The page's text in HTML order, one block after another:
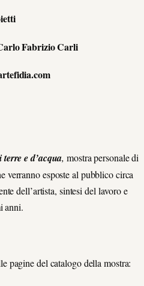
Fabrizio Carli
e d’acqua,mostra personale di
verranno esposte al pubblico circa
dell’artista, sintesi del lavoro e
anni.
pagine del catalogo della mostra: